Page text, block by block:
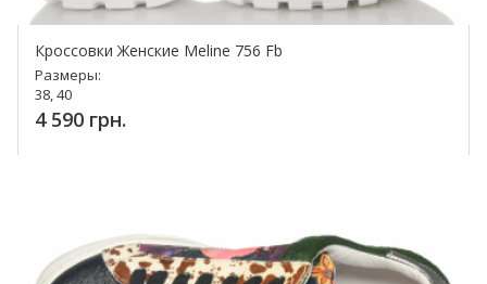
Кроссовки Женские Meline 756 Fb
Размеры:
38, 40
4 590 грн.